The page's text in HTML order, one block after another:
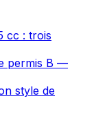
cc : trois
permis B —
style de